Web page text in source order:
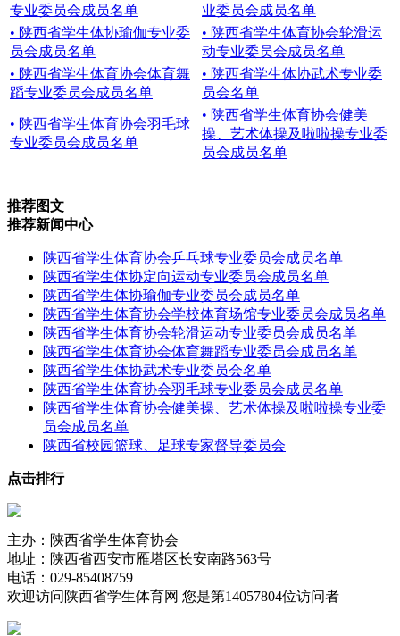
专业委员会成员名单
业委员会成员名单
• 陕西省学生体协瑜伽专业委
员会成员名单
• 陕西省学生体育协会轮滑运
动专业委员会成员名单
• 陕西省学生体育协会体育舞
蹈专业委员会成员名单
• 陕西省学生体协武术专业委
员会名单
• 陕西省学生体育协会羽毛球
专业委员会成员名单
• 陕西省学生体育协会健美
操、艺术体操及啦啦操专业委
员会成员名单
推荐图文
推荐新闻中心
陕西省学生体育协会乒乓球专业委员会成员名单
陕西省学生体协定向运动专业委员会成员名单
陕西省学生体协瑜伽专业委员会成员名单
陕西省学生体育协会学校体育场馆专业委员会成员名单
陕西省学生体育协会轮滑运动专业委员会成员名单
陕西省学生体育协会体育舞蹈专业委员会成员名单
陕西省学生体协武术专业委员会名单
陕西省学生体育协会羽毛球专业委员会成员名单
陕西省学生体育协会健美操、艺术体操及啦啦操专业委
员会成员名单
陕西省校园篮球、足球专家督导委员会
点击排行
主办：陕西省学生体育协会
地址：陕西省西安市雁塔区长安南路563号
电话：029-85408759
欢迎访问陕西省学生体育网 您是第14057804位访问者